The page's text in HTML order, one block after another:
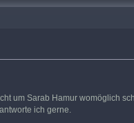
um Sarab Hamur womöglich
ich gerne.